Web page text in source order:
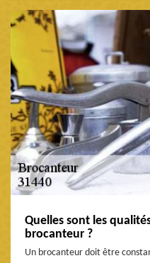
Quelles sont les
brocanteur ?
Un brocanteur doit être